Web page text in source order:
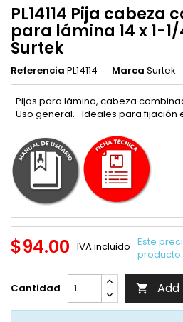
PL14114 Pija cabeza
para lámina 14 x 1-1/
Surtek
Referencia PL14114 Marca Surtek
-Pijas para lámina, cabeza
-Uso general. -Ideales para fijación
$94.00 IVA incluido Este
producto.
Cantidad 